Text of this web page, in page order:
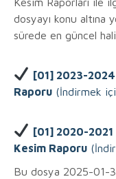
dosyayı konu altına
sürede en güncel
[01] 2023-2024
Raporu (İndirmek
[01] 2020-2021
Kesim Raporu
Bu dosya 2025-01-